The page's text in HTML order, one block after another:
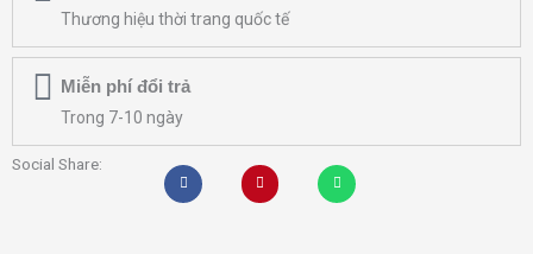
Thương hiệu thời trang quốc tế
Miễn phí đổi trả
Trong 7-10 ngày
Social Share: